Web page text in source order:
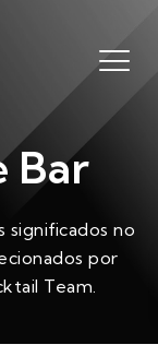
Bar
significados no
por
Team.